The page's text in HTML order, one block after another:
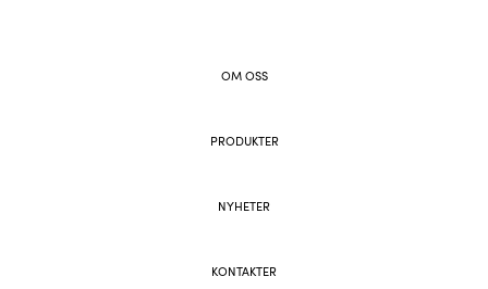
OM OSS
PRODUKTER
NYHETER
KONTAKTER